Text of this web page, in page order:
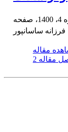
ساسانپور
مقاله
مقاله